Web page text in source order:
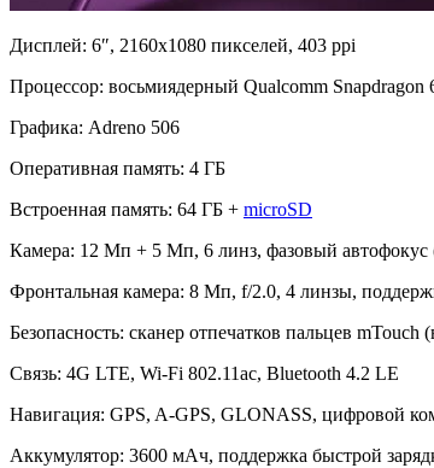
Дисплей: 6″, 2160x1080 пикселей, 403 ppi
Процессор: восьмиядерный Qualcomm Snapdragon
Графика: Adreno 506
Оперативная память: 4 ГБ
Встроенная память: 64 ГБ + microSD
Камера: 12 Мп + 5 Мп, 6 линз, фазовый
Фронтальная камера: 8 Мп, f/2.0, 4 линзы,
Безопасность: cканер отпечатков пальцев
Связь: 4G LTE, Wi-Fi 802.11ac, Bluetooth 4.2 LE
Навигация: GPS, A-GPS, GLONASS, цифровой
Аккумулятор: 3600 мАч, поддержка быстрой